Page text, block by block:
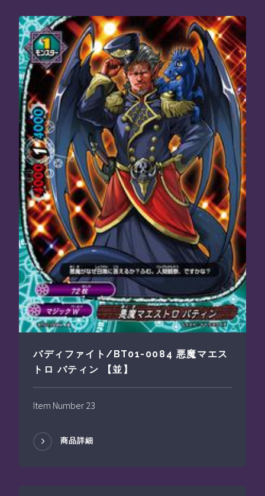
バディファイト/BT01-0084 悪魔マエス
トロ バティン 【並】
Item Number 23
商品詳細